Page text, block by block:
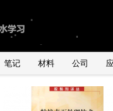
笔记 材料 公司